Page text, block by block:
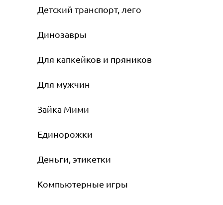
Детский транспорт, лего
Динозавры
Для капкейков и пряников
Для мужчин
Зайка Мими
Единорожки
Деньги, этикетки
Компьютерные игры